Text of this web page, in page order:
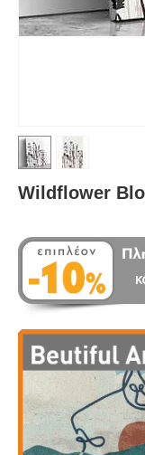
Wildflower